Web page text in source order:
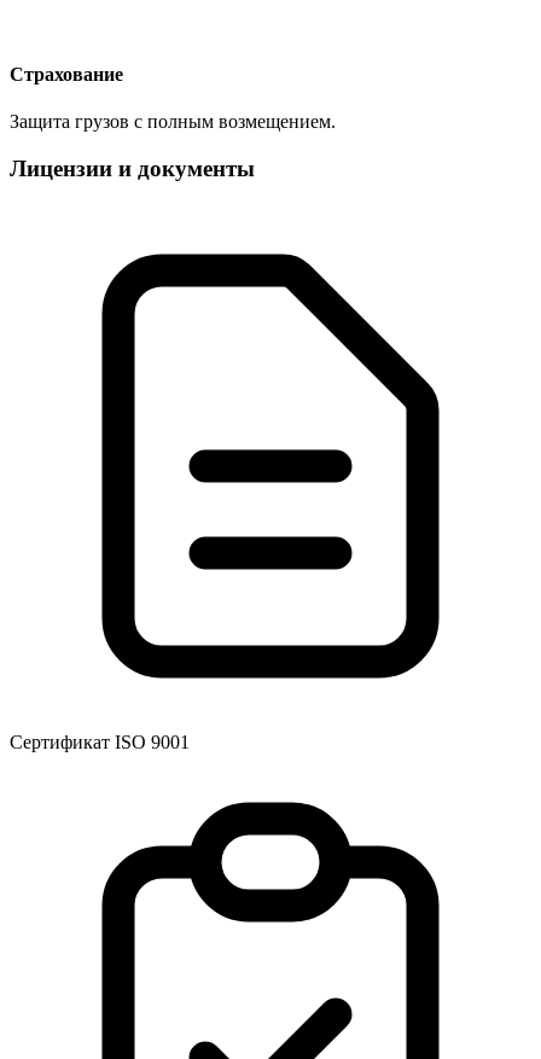
Страхование
Защита грузов с полным возмещением.
Лицензии и документы
Сертификат ISO 9001